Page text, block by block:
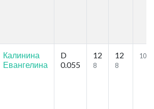
Калинина
Евангелина
D
0.055
12
8
12
8
10